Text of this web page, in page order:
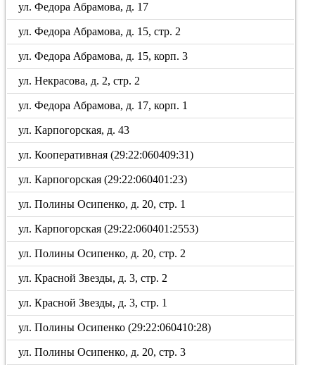
ул. Федора Абрамова, д. 17
ул. Федора Абрамова, д. 15, стр. 2
ул. Федора Абрамова, д. 15, корп. 3
ул. Некрасова, д. 2, стр. 2
ул. Федора Абрамова, д. 17, корп. 1
ул. Карпогорская, д. 43
ул. Кооперативная (29:22:060409:31)
ул. Карпогорская (29:22:060401:23)
ул. Полины Осипенко, д. 20, стр. 1
ул. Карпогорская (29:22:060401:2553)
ул. Полины Осипенко, д. 20, стр. 2
ул. Красной Звезды, д. 3, стр. 2
ул. Красной Звезды, д. 3, стр. 1
ул. Полины Осипенко (29:22:060410:28)
ул. Полины Осипенко, д. 20, стр. 3